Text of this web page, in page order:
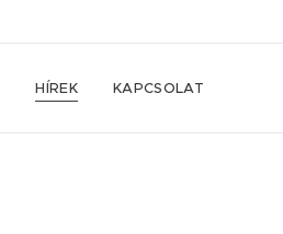
HÍREK KAPCSOLAT